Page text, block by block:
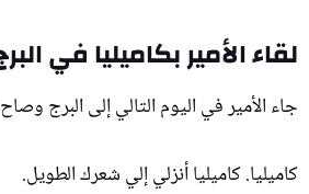
لقاء الأمير بكاميليا في
جاء الأمير في اليوم التالي إلى البرج
كاميليا. كاميليا أنزلي إلي شعرك الطويل.